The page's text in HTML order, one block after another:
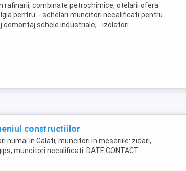
rafinarii, combinate petrochimice, otelarii ofera
pentru: - schelari muncitori necalificati pentru
schele industriale; - izolatori
constructiilor
numai in Galati, muncitori in meseriile: zidari,
muncitori necalificati. DATE CONTACT